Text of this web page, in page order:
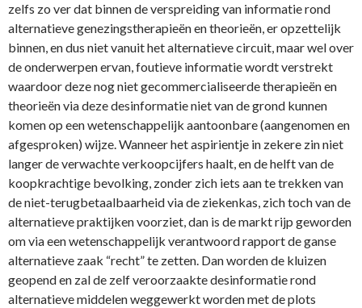
zelfs zo ver dat binnen de verspreiding van informatie rond
alternatieve genezingstherapieën en theorieën, er opzettelijk
binnen, en dus niet vanuit het alternatieve circuit, maar wel over
de o­nderwerpen ervan, foutieve informatie wordt verstrekt
waardoor deze nog niet gecommercialiseerde therapieën en
theorieën via deze desinformatie niet van de grond kunnen
komen op een wetenschappelijk aantoonbare (aangenomen en
afgesproken) wijze. Wanneer het aspirientje in zekere zin niet
langer de verwachte verkoopcijfers haalt, en de helft van de
koopkrachtige bevolking, zonder zich iets aan te trekken van
de niet-terugbetaalbaarheid via de ziekenkas, zich toch van de
alternatieve praktijken voorziet, dan is de markt rijp geworden
om via een wetenschappelijk verantwoord rapport de ganse
alternatieve zaak “recht” te zetten. Dan worden de kluizen
geopend en zal de zelf veroorzaakte desinformatie rond
alternatieve middelen weggewerkt worden met de plots